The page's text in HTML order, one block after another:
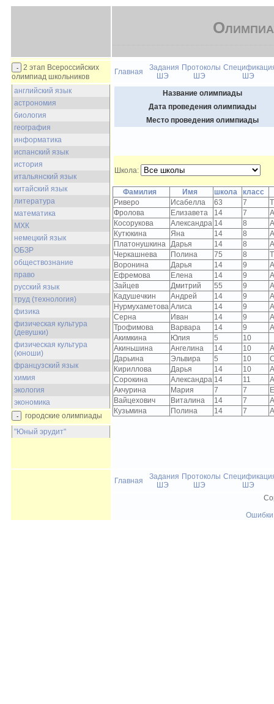
2 этап Всероссийских
олимпиад школьников
Главная
Задания
ШЭ
Протоколы
ШЭ
ШЭ
английский язык
астрономия
биология
география
информатика
испанский язык
история
итальянский язык
китайский язык
литература
математика
МХК
немецкий язык
ОБЗР
обществознание
право
русский язык
труд (технология)
физика
физическая культура
(девушки)
физическая культура
(юноши)
французский язык
химия
экология
экономика
Название олимпиады
Дата проведения олимпиады
Место проведения олимпиады
Школа:
Фамилия Имя школа
класс
Риверо
Исабелла 63 7
Фролова
Елизавета 14 7
Косорукова
Александра 14 8
Кутюкина
Яна 14 8
Платонушкина Дарья 14 8
Черкашнева
Полина 75 8
Воронина
Дарья 14 9
Ефремова
Елена 14 9
Зайцев
Дмитрий 55 9
Кадушечкин
Андрей 14 9
Нурмухаметова Алиса 14 9
Серна
Иван 14 9
Трофимова
Варвара 14 9
Акимкина
Юлия 5
10
Акиньшина
Ангелина 14 10
Дарьина
Эльвира 5 10
Кириллова
Дарья 14 10
Сорокина
Александра 14 11
Акчурина
Мария 7 7
Вайцехович
Виталина 14 7
Кузьмина
Полина 14 7
городские олимпиады
"Юный эрудит"
Главная
Задания
ШЭ
Протоколы
ШЭ
ШЭ
Ошибки